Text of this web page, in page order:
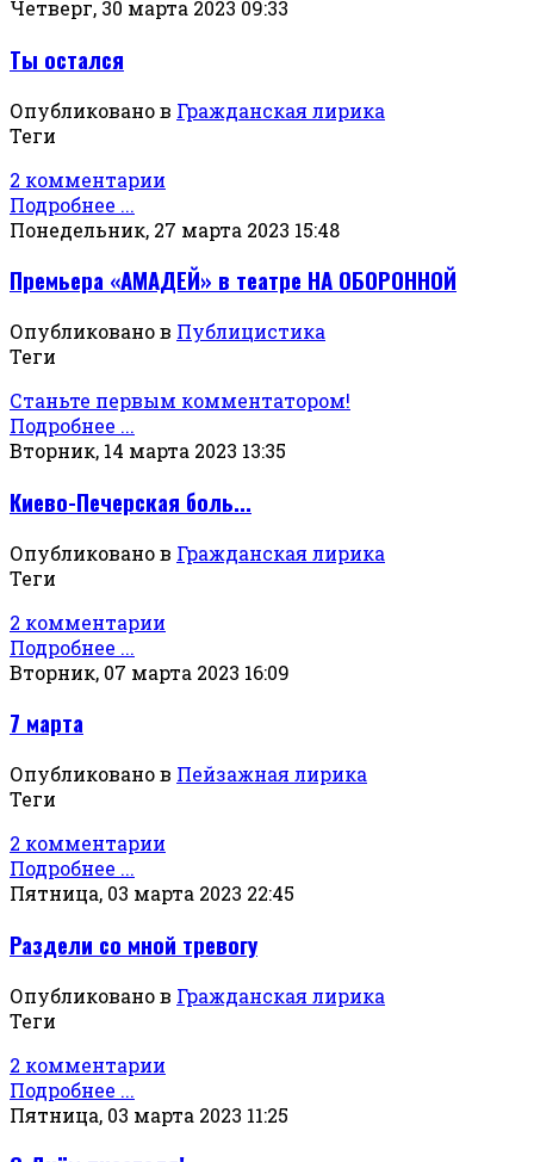
Четверг, 30 марта 2023 09:33
Ты остался
Опубликовано в Гражданская лирика
Теги
2 комментарии
Подробнее ...
Понедельник, 27 марта 2023 15:48
Премьера «АМАДЕЙ» в театре НА ОБОРОННОЙ
Опубликовано в Публицистика
Теги
Станьте первым комментатором!
Подробнее ...
Вторник, 14 марта 2023 13:35
Киево-Печерская боль...
Опубликовано в Гражданская лирика
Теги
2 комментарии
Подробнее ...
Вторник, 07 марта 2023 16:09
7 марта
Опубликовано в Пейзажная лирика
Теги
2 комментарии
Подробнее ...
Пятница, 03 марта 2023 22:45
Раздели со мной тревогу
Опубликовано в Гражданская лирика
Теги
2 комментарии
Подробнее ...
Пятница, 03 марта 2023 11:25